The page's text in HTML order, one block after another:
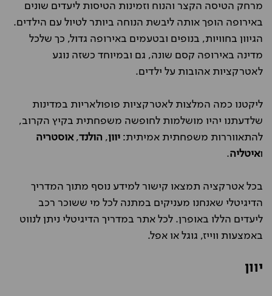
מרחק הטיסה הקצר והנוח וזמינות הטיסות ליעדים שונים
באירופה הופך אותה ליבשת הנוחה ביותר לטיול עם הילדים.
הגיוון בחוויות, בנופים ובטעמים באירופה גדול, כך שלכל
מדינה באירופה קסם שונה, גם ובמיוחד כשזה נוגע
לאטרקציות אהובות על ילדים.
ליקטנו כמה המלצות לאטרקציות פופולאריות במדינות
שלדעתנו יהיו מושלמות לחופשה משפחתית בקיץ הקרוב,
להתאווררות משפחתית אמיתית: יוון, הולנד,אוסטריה
ואיטליה.
בכל אטרקציה תמצאו קישור למידע נוסף מתוך המדריך
הדיגיטלי שאנחנו מעניקים במתנה לכל מי ששוכר רכב
ליעדים הללו באופרן. לכל אתר במדריך הדיגיטלי ניתן לנווט
באמצעות ווייז, גוגל או אפל.
יוון